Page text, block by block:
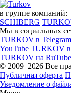
в группе компаний:
SCHIBERG
Мы в социальных
TURKOV в Telegram
YouTube TURKOV в
TURKOV на RuTube
© 2009–2026 Все
Публичная оферта
Уведомление о